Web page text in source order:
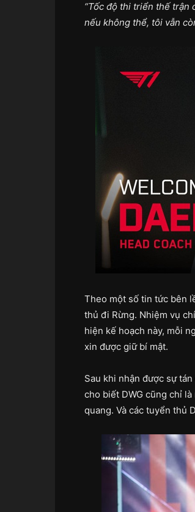
“Tốc độ thi triển thế trận
nếu không thể, tôi vẫn
Theo một số tin tức bên
thủ đi Rừng. Nhiệm vụ
hiện kế hoạch này, mỗi
xin được giữ bí mật.
Sau khi nhận được sự
cho biết DWG cũng chỉ
quang. Và các tuyển thủ